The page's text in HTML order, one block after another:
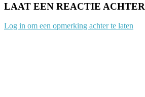
LAAT EEN REACTIE ACHTER
Log in om een opmerking achter te laten